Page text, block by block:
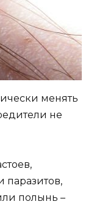
менять
не
паразитов,
полынь –